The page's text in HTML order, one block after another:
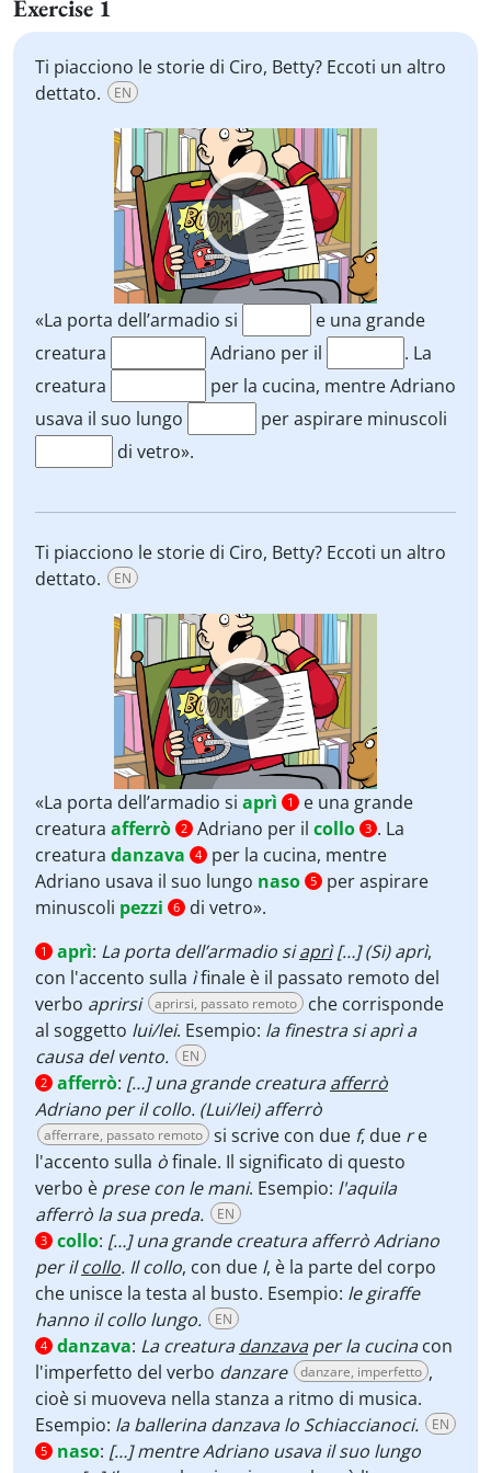
Exercise 1
Ti piacciono le storie di Ciro, Betty? Eccoti un altro
dettato.
EN
Video
Player
«La porta dell’armadio si
e una grande
creatura
Adriano per il
. La
creatura
per la cucina, mentre Adriano
usava il suo lungo
per aspirare minuscoli
di vetro».
Ti piacciono le storie di Ciro, Betty? Eccoti un altro
dettato.
EN
Video
Player
«La porta dell’armadio si aprì 1
e una grande
creatura afferrò 2 Adriano per il collo 3 . La
creatura danzava 4
per la cucina, mentre
Adriano usava il suo lungo naso 5
per aspirare
minuscoli pezzi 6 di vetro».
1 aprì: La porta dell’armadio siaprì[…] (Si) aprì,
con l'accento sulla ìfinale è il passato remoto del
verbo aprirsi aprirsi, passato remoto
che corrisponde
al soggetto lui/lei. Esempio: la finestra si aprì a
causa del vento.
EN
2 afferrò: […] una grande creaturaafferrò
Adriano per il collo. (Lui/lei) afferrò
afferrare, passato remoto si scrive con due f, due re
l'accento sulla òfinale. Il significato di questo
verbo è prese con le mani. Esempio: l'aquila
afferrò la sua preda.
EN
3 collo: […] una grande creatura afferrò Adriano
per ilcollo. Il collo, con due l, è la parte del corpo
che unisce la testa al busto. Esempio: le giraffe
hanno il collo lungo.
EN
4 danzava: La creaturadanzavaper la cucinacon
l'imperfetto del verbo danzare danzare, imperfetto ,
cioè si muoveva nella stanza a ritmo di musica.
Esempio: la ballerina danzava lo Schiaccianoci. EN
5 naso: […] mentre Adriano usava il suo lungo